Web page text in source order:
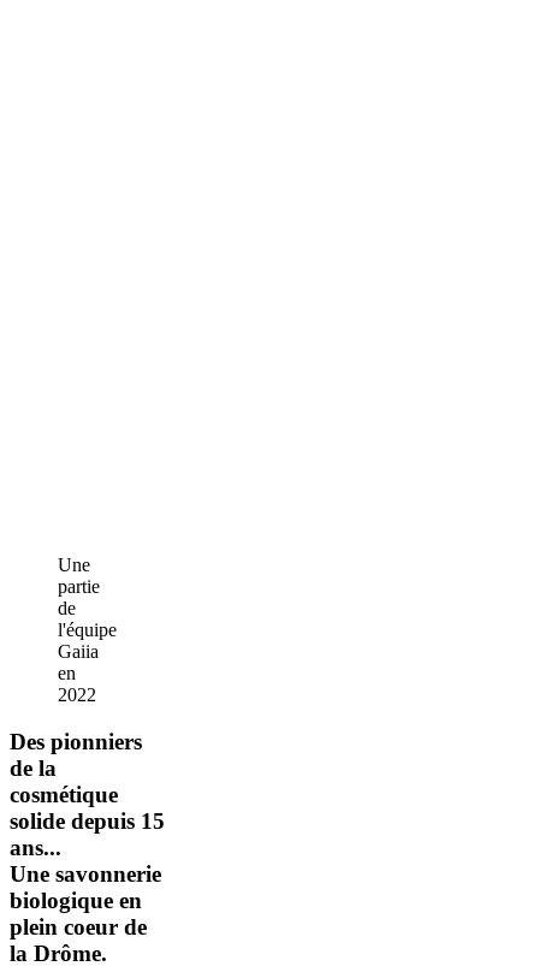
Une
partie
de
l'équipe
Gaiia
en
2022
Des pionniers
de la
cosmétique
solide depuis 15
ans...
Une savonnerie
biologique en
plein coeur de
la Drôme.